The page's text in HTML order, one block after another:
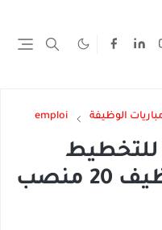
الوظيفة emploi
للتخطيط
تعلن عن مباراة توظيف 20 منصب